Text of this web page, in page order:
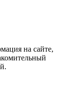
на сайте,